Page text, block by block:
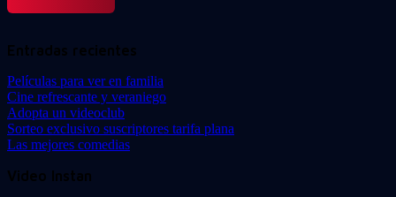
Entradas recientes
Películas para ver en familia
Cine refrescante y veraniego
Adopta un videoclub
Sorteo exclusivo suscriptores tarifa plana
Las mejores comedias
Video Instan